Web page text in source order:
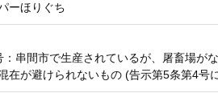
ーほりぐち
：串間市で生産されているが、屠畜場が
在が避けられないもの (告示第5条第4号